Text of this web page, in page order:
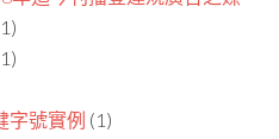
字號實例 (1)